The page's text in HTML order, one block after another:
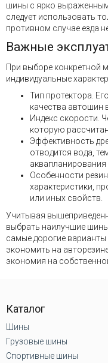
шины с ярко
следует использовать
противном случае езда
Важные
При выборе конкретной
индивидуальные
Тип протектора.
качества автошин
Индекс скорости.
которую
Эффективность
отводится вода,
аквапланирования
Особенности
характеристики,
или иных свойств.
Учитывая
выбрать наилучшие шины
самые дорогие
экономить на
экономия на
Каталог
Шины
Грузовые шины
Спортивные шины